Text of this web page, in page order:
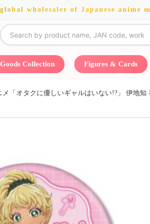
wholesaler of Japanese anime
Goods Collection Figures & Cards
メ「オタクに優しいギャルはいない!?」 伊地知